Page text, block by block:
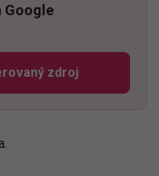
Google
zdroj
odkaz sa otvorí v